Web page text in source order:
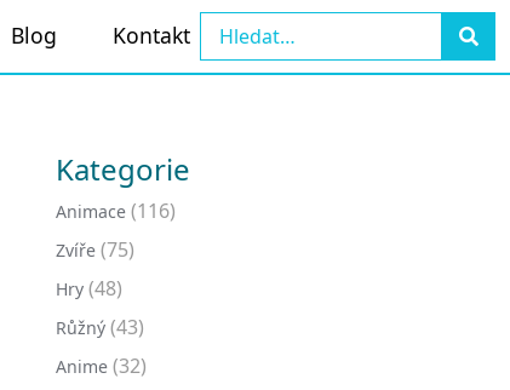
Blog Kontakt
Kategorie
Animace (116)
Zvíře (75)
Hry (48)
Růžný (43)
Anime (32)